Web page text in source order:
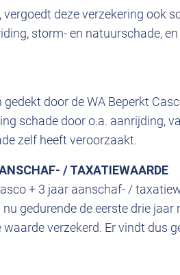
deze verzekering ook
storm- en natuurschade,
gedekt door de WA Beperkt
schade door o.a. aanrijding,
zelf heeft veroorzaakt.
/ TAXATIEWAARDE
+ 3 jaar aanschaf- /
gedurende de eerste drie jaar
verzekerd. Er vindt dus